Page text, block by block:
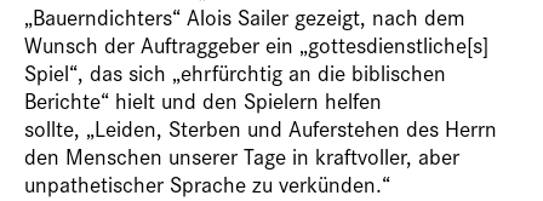
„Bauerndichters“ Alois Sailer gezeigt, nach dem
Wunsch der Auftraggeber ein „gottesdienstliche[s]
Spiel“, das sich „ehrfürchtig an die biblischen
Berichte“ hielt und den Spielern helfen
sollte, „Leiden, Sterben und Auferstehen des Herrn
den Menschen unserer Tage in kraftvoller, aber
unpathetischer Sprache zu verkünden.“